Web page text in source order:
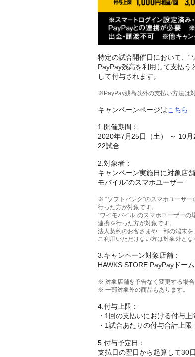
特定の試合開催日において、“
PayPay残高を利用して支払う
して付与されます。
※PayPay残高以外の支払い方法は対
キャンペーンページはこちら
1.開催期間：
2020年7月25日（土） ～ 10
22試合
2.対象者：
キャンペーン実施日に対象店
モバイル”のスマホユーザー
※ “ソフトバンク”のスマホユーザ
行った方が対象です。
“ワイモバイル”のスマホユーザー
連携を行った方が対象です。
法人契約のお客さまや一部の端末
ご利用いただけない方は対象外と
3.キャンペーン対象店舗：
HAWKS STORE PayPayドー
※ 対象店舗を予告なく変更する場合
※ 一部対象外の商品もあります。
4.付与上限：
・1回の支払いにおける付与
・1試合あたりの付与合計上限
5.付与予定日：
支払日の翌日から起算して30